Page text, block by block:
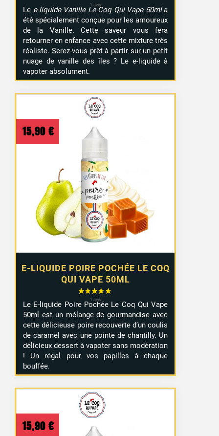
Le e-liquide Vanille Le Coq Qui Vape 50mla
été spécialement conçue pour les amoureux
de la Vanille. Cette saveur vous fera
retourner en enfance avec cette mixture très
réaliste. Serez-vous prêt à partir sur un petit
nuage de vanille des îles ? Le e-liquide à
vapoter absolument.
E-LIQUIDE POIRE POCHÉE LE COQ
QUI VAPE 50ML
15,90 €
Le E-liquide Poire Pochée Le Coq Qui Vape
50ml est un mélange de gourmandise avec
cette délicieuse poire recouverte d’un coulis
de caramel avec une pointe de chantilly. Un
délicieux dessert à vapoter sans modération
! Un régal pour vos papilles à chaque
bouffée.
15,90 €